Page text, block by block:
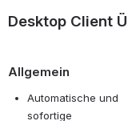
Desktop Client
Allgemein
Automatische und
sofortige